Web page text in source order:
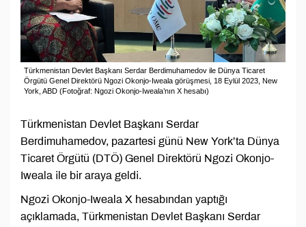
Türkmenistan Devlet Başkanı Serdar Berdimuhamedov ile Dünya Ticaret
Örgütü Genel Direktörü Ngozi Okonjo-Iweala görüşmesi, 18 Eylül 2023, New
York, ABD (Fotoğraf: Ngozi Okonjo-Iweala’nın X hesabı)
Türkmenistan Devlet Başkanı Serdar
Berdimuhamedov, pazartesi günü New York’ta Dünya
Ticaret Örgütü (DTÖ) Genel Direktörü Ngozi Okonjo-
Iweala ile bir araya geldi.
Ngozi Okonjo-Iweala X hesabından yaptığı
açıklamada, Türkmenistan Devlet Başkanı Serdar